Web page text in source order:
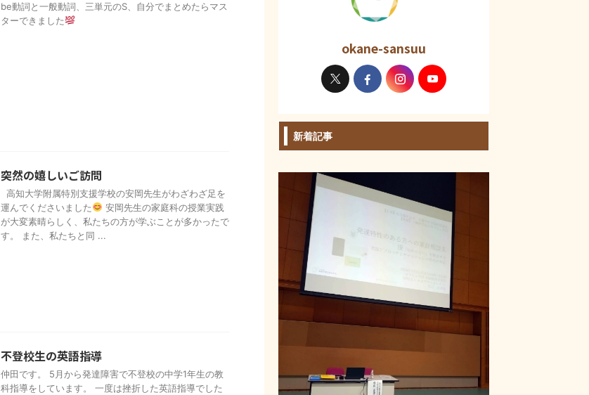
be動詞と一般動詞、三単元のS、自分でまとめたらマス
ターできました
突然の嬉しいご訪問
高知大学附属特別支援学校の安岡先生がわざわざ足を
運んでくださいました
安岡先生の家庭科の授業実践
が大変素晴らしく、私たちの方が学ぶことが多かったで
す。 また、私たちと同 ...
不登校生の英語指導
仲田です。 5月から発達障害で不登校の中学1年生の教
科指導をしています。 一度は挫折した英語指導でした
okane-sansuu
新着記事